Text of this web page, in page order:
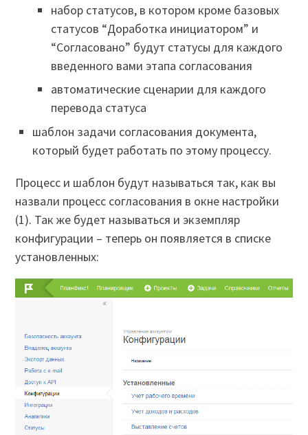
набор статусов, в котором кроме базовых
статусов “Доработка инициатором” и
“Согласовано” будут статусы для каждого
введенного вами этапа согласования
автоматические сценарии для каждого
перевода статуса
шаблон задачи согласования документа,
который будет работать по этому процессу.
Процесс и шаблон будут называться так, как вы
назвали процесс согласования в окне настройки
(1). Так же будет называться и экземпляр
конфигурации – теперь он появляется в списке
установленных: